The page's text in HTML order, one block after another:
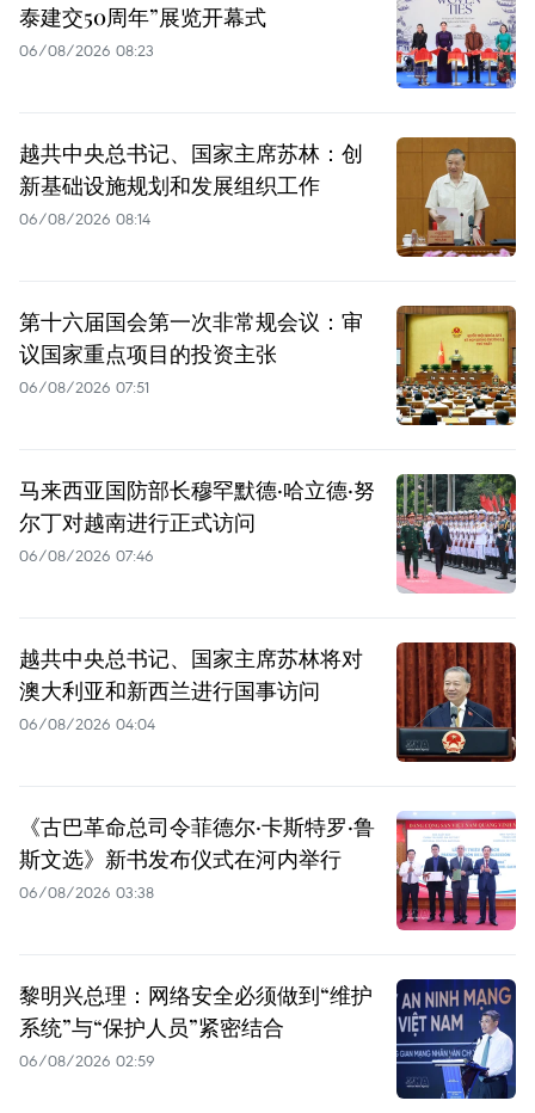
泰建交50周年”展览开幕式
06/08/2026 08:23
越共中央总书记、国家主席苏林：创
新基础设施规划和发展组织工作
06/08/2026 08:14
第十六届国会第一次非常规会议：审
议国家重点项目的投资主张
06/08/2026 07:51
马来西亚国防部长穆罕默德·哈立德·努
尔丁对越南进行正式访问
06/08/2026 07:46
越共中央总书记、国家主席苏林将对
澳大利亚和新西兰进行国事访问
06/08/2026 04:04
《古巴革命总司令菲德尔·卡斯特罗·鲁
斯文选》新书发布仪式在河内举行
06/08/2026 03:38
黎明兴总理：网络安全必须做到“维护
系统”与“保护人员”紧密结合
06/08/2026 02:59